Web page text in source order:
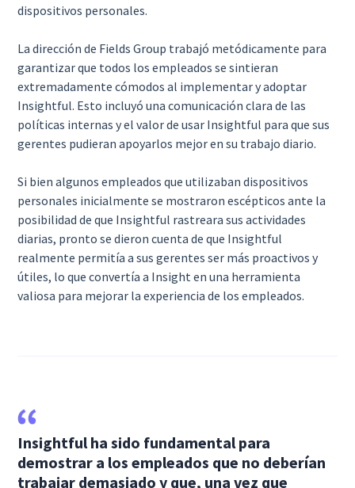
dispositivos personales.
La dirección de Fields Group trabajó metódicamente para
garantizar que todos los empleados se sintieran
extremadamente cómodos al implementar y adoptar
Insightful. Esto incluyó una comunicación clara de las
políticas internas y el valor de usar Insightful para que sus
gerentes pudieran apoyarlos mejor en su trabajo diario.
Si bien algunos empleados que utilizaban dispositivos
personales inicialmente se mostraron escépticos ante la
posibilidad de que Insightful rastreara sus actividades
diarias, pronto se dieron cuenta de que Insightful
realmente permitía a sus gerentes ser más proactivos y
útiles, lo que convertía a Insight en una herramienta
valiosa para mejorar la experiencia de los empleados.
Insightful ha sido fundamental para
demostrar a los empleados que no deberían
trabajar demasiado y que, una vez que